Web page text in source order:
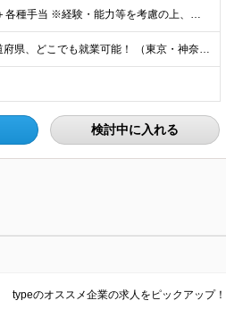
月給28万円～35万円(固定残業代含む)+インセンティブ＋各種手当 ※経験・能力等を考慮の上、決定します。 ※残業はほとんどありませんが、発生した場合は時間外手当を100％支給します。 【固定残業
【フルリモート可／転勤なし／希望を考慮】 日本47都道府県、どこでも就業可能！ （東京・神奈川・埼玉・千葉・北海道・宮城・愛知・大阪・福岡・新潟など 各拠点近郊のプロジェクト先） 【Point】
検討中に入れる
typeのオススメ企業の求人をピックアップ！